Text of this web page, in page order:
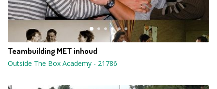
Teambuilding MET inhoud
Outside The Box Academy - 21786